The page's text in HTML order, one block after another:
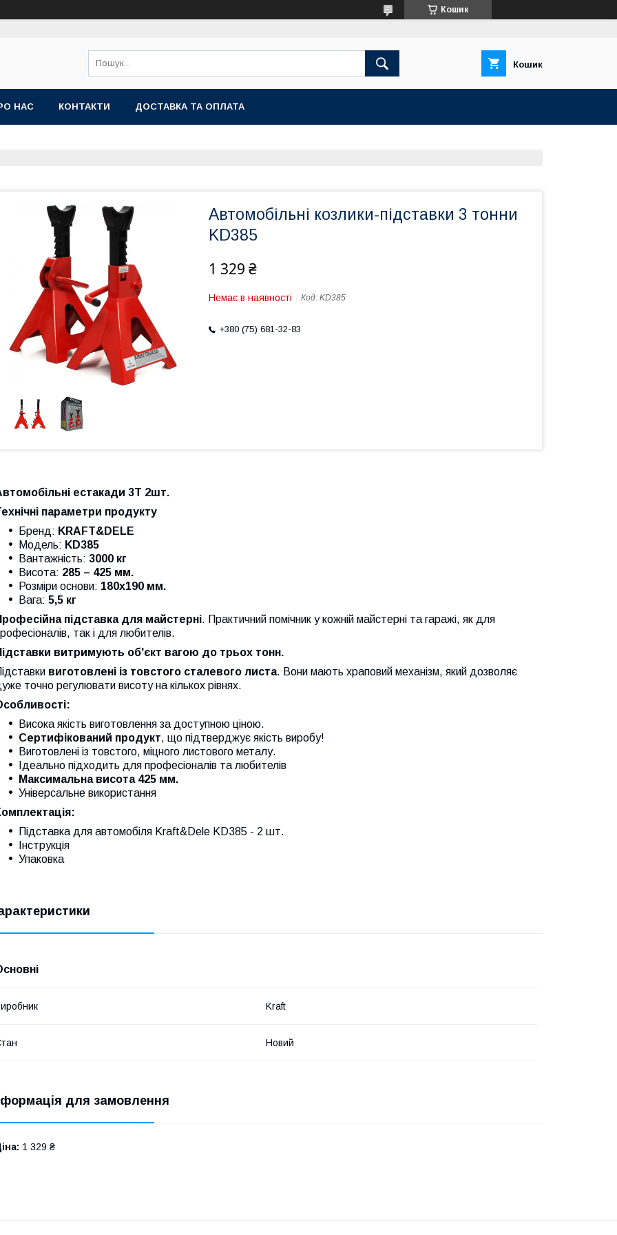
Кошик
Кошик
НАС КОНТАКТИ ДОСТАВКА ТА ОПЛАТА
Автомобільні козлики-підставки 3 тонни
KD385
1 329 ₴
Немає в наявності Код: KD385
+380 (75) 681-32-83
естакади 3Т 2шт.
параметри продукту
Бренд: KRAFT&DELE
Модель: KD385
Вантажність: 3000 кг
Висота: 285 – 425 мм.
Розміри основи: 180х190 мм.
Вага: 5,5 кг
підставка для майстерні. Практичний помічник у кожній майстерні та гаражі, як для
так і для любителів.
витримують об'єкт вагою до трьох тонн.
виготовлені із товстого сталевого листа. Вони мають храповий механізм, який дозволяє
точно регулювати висоту на кількох рівнях.
Висока якість виготовлення за доступною ціною.
Сертифікований продукт, що підтверджує якість виробу!
Виготовлені із товстого, міцного листового металу.
Ідеально підходить для професіоналів та любителів
Максимальна висота 425 мм.
Універсальне використання
Підставка для автомобіля Kraft&Dele KD385 - 2 шт.
Інструкція
Упаковка
Kraft
Новий
для замовлення
1 329 ₴